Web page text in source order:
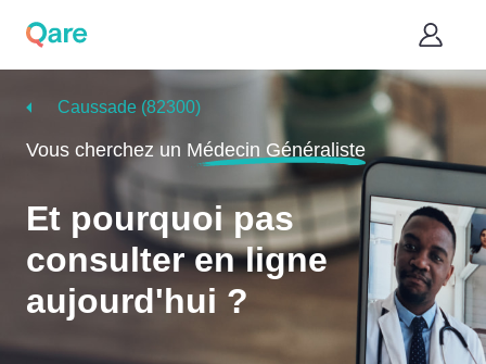
Caussade (82300)
Vous cherchez un Médecin Généraliste
Et pourquoi pas
consulter en ligne
aujourd'hui ?